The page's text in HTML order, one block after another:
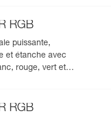
RGB
puissante,
et étanche avec
rouge, vert et
RGB